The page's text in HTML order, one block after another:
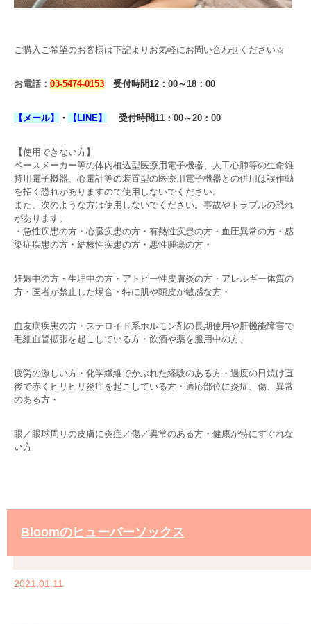
ご購入ご希望のお客様は下記よりお気軽にお問い合わせください☆
お電話： 03-5474-0153 受付時間12：00～18：00
【メール】 ・ 【 LINE】 受付時間11：00～20：00
【使用できない方】
ペースメーカー等の体内植込型医療用電子機器、人工心肺等の生命維
持用電子機器、心電計等の装置型の医療用電子機器との併用は誤作動
を招く恐れがありますので使用しないでください。
また、次のような方は使用しないでください。事故やトラブルの恐れ
があります。
・急性疾患の方・心臓疾患の方・有熱性疾患の方・血圧異常の方・感
染症疾患の方・結核性疾患の方・悪性腫瘍の方・
妊娠中の方・生理中の方・アトピー性皮膚炎の方・アレルギー体質の
方・医者が禁止した場合・特に肌や頭皮が敏感な方・
血友病疾患の方・ステロイド系ホルモン剤の長期使用や肝機能障害で
毛細血管拡張を起こしている方・飲酒や薬を服用中の方、
疲労の激しい方・化学繊維でかぶれた経験のある方・過度の日焼け直
後で赤くヒリヒリ炎症を起こしている方・適応部位に炎症、傷、異常
のある方・
眼／眼球周りの皮膚に炎症／傷／異常のある方・健康が特にすぐれな
い方
Bloomのヒューバーソックス
2021.01.11